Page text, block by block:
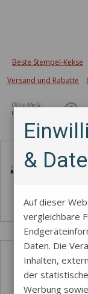
Beste Stempel-Kekse
Versand und Rabatte
&
Auf dieser
vergleichbare
Daten. Die
Inhalten,
der
Werbung